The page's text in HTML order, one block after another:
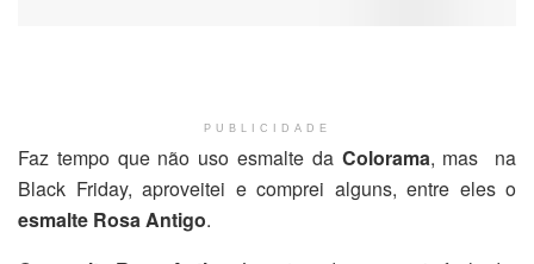
PUBLICIDADE
Faz tempo que não uso esmalte da Colorama, mas na
Black Friday, aproveitei e comprei alguns, entre eles o
esmalte Rosa Antigo.